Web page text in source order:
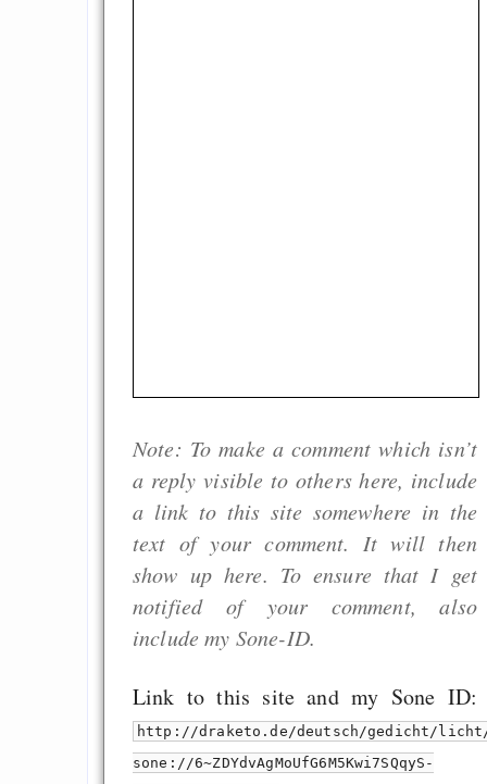
Note: To make a comment which isn’t
a reply visible to others here, include
a link to this site somewhere in the
text of your comment. It will then
show up here. To ensure that I get
notified of your comment, also
include my Sone-ID.
Link to this site and my Sone ID:
http://draketo.de/deutsch/gedicht/
sone://6~ZDYdvAgMoUfG6M5Kwi7SQqyS-
Die Anstalt
Welt